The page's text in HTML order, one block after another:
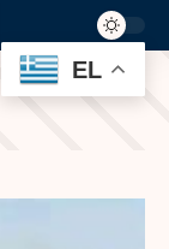
EL